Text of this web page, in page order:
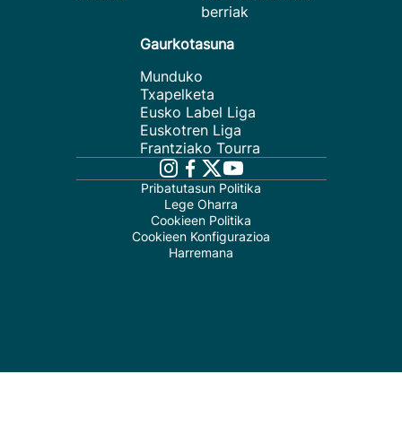
berriak
Gaurkotasuna
Munduko
Txapelketa
Eusko Label Liga
Euskotren Liga
Frantziako Tourra
Pribatutasun Politika
Lege Oharra
Cookieen Politika
Cookieen Konfigurazioa
Harremana